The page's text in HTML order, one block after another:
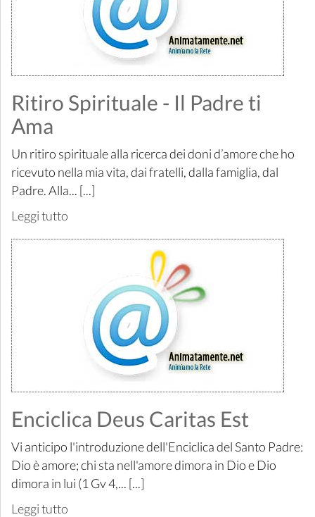
Ritiro Spirituale - Il Padre ti
Ama
Un ritiro spirituale alla ricerca dei doni d’amore che ho
ricevuto nella mia vita, dai fratelli, dalla famiglia, dal
Padre. Alla... [...]
Leggi tutto
Enciclica Deus Caritas Est
Vi anticipo l'introduzione dell'Enciclica del Santo Padre:
Dio è amore; chi sta nell'amore dimora in Dio e Dio
dimora in lui (1 Gv 4,... [...]
Leggi tutto